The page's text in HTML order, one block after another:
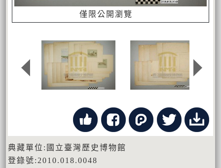
僅限公開瀏覽
典藏單位:國立臺灣歷史博物館
登錄號:2010.018.0048